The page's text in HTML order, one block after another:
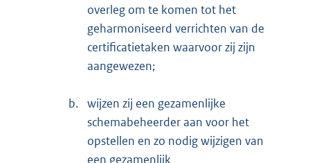
overleg om te komen tot het
geharmoniseerd verrichten van de
certificatietaken waarvoor zij zijn
aangewezen;
b. wijzen zij een gezamenlijke
schemabeheerder aan voor het
opstellen en zo nodig wijzigen van
een gezamenlijk